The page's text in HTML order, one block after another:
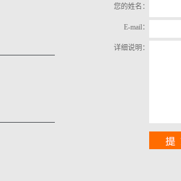
您的姓名：
E-mail：
详细说明：